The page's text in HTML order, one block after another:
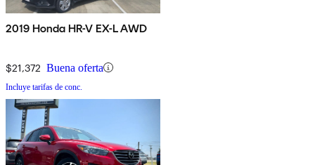
2019 Honda HR-V EX-L AWD
$21,372 Buena oferta
Incluye tarifas de conc.